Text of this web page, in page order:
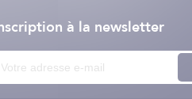
à la newsletter